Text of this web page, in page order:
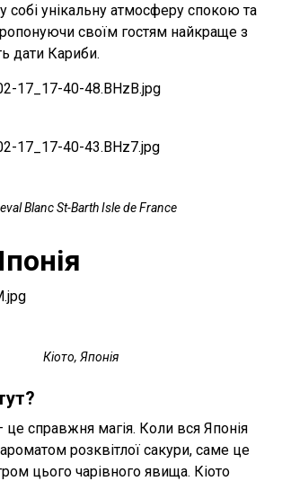
собі унікальну атмосферу спокою та
своїм гостям найкраще з
дати Кариби.
Blanc St-Barth Isle de France
Кіото, Японія
це справжня магія. Коли вся Японія
розквітлої сакури, саме це
цього чарівного явища. Кіото